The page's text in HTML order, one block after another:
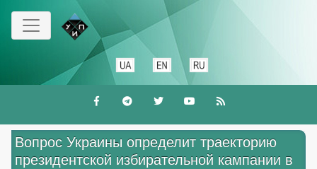
Перейти
основному
Вопрос Украины определит траекторию
президентской избирательной кампании в